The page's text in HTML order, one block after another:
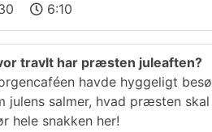
6:10
travlt har præsten juleaften?
havde hyggeligt
julens salmer, hvad præsten
hele snakken her!